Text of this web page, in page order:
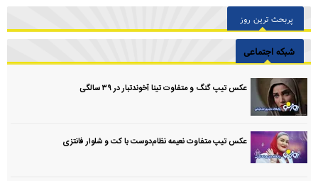
پربحث ترین روز
شبکه اجتماعی
عکس تیپ گنگ و متفاوت تینا آخوندتبار در ۳۹ سالگی
عکس تیپ متفاوت نعیمه نظام‌دوست با کت و شلوار فانتزی